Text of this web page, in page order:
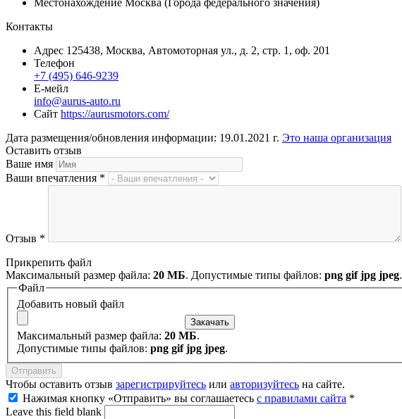
Контакты
Адрес 125438, Москва, Автомоторная ул., д. 2, стр. 1, оф. 201
Телефон
+7 (495) 646-9239
Е-мейл
info@aurus-auto.ru
Сайт https://aurusmotors.com/
Дата размещения/обновления информации: 19.01.2021 г. Это наша организация
Оставить отзыв
Ваше имя
Ваши впечатления *
Отзыв *
Прикрепить файл
Максимальный размер файла: 20 МБ. Допустимые типы файлов: png gif jpg jpeg.
Файл
Добавить новый файл
Максимальный размер файла: 20 МБ.
Допустимые типы файлов: png gif jpg jpeg.
Чтобы оставить отзыв зарегистрируйтесь или авторизуйтесь на сайте.
Нажимая кнопку «Отправить» вы соглашаетесь с правилами сайта *
Leave this field blank